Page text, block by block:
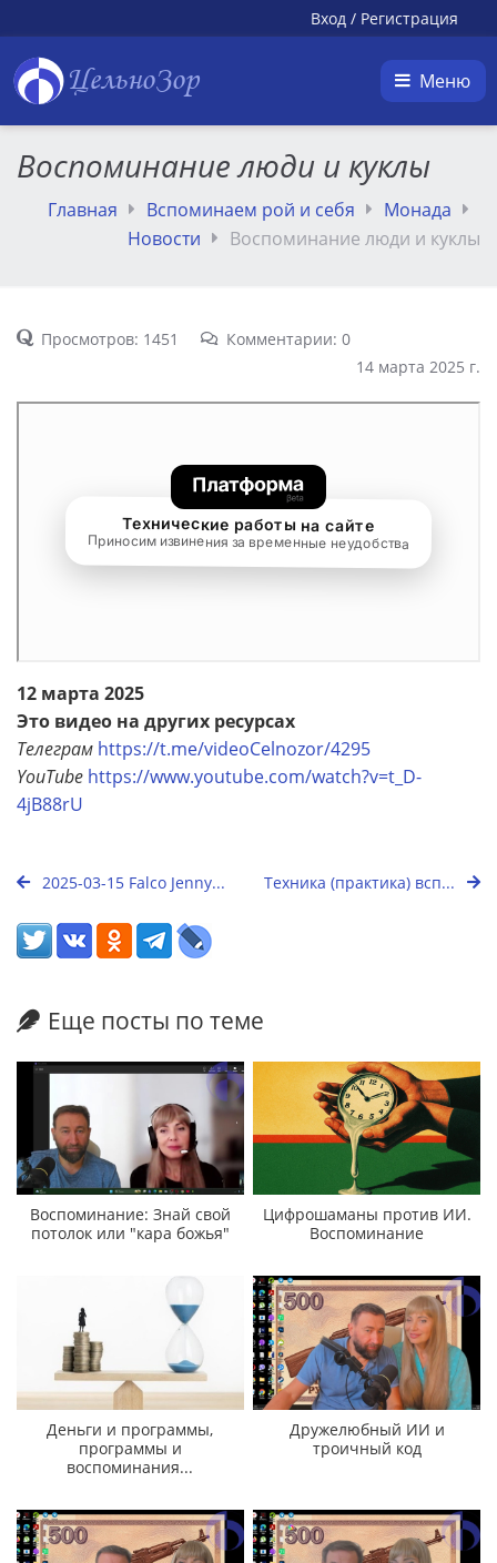
Вход / Регистрация
ЦельноЗор Меню
Воспоминание люди и куклы
Главная Вспоминаем рой и себя
Монада
Новости
Воспоминание люди и куклы
Просмотров: 1451
Комментарии: 0
14 марта 2025 г.
12 марта 2025
Это видео на других ресурсах
Телеграм https://t.me/videoCelnozor/4295
YouTube https://www.youtube.com/watch?v=t_D-
4jB88rU
2025-03-15 Falco Jenny... Техника (практика) всп...
Еще посты по теме
Воспоминание: Знай свой
потолок или "кара божья"
Цифрошаманы против ИИ.
Воспоминание
Деньги и программы,
программы и
воспоминания...
Дружелюбный ИИ и
троичный код